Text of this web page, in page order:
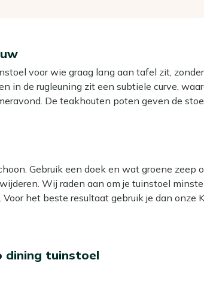
voor wie graag lang aan tafel zit,
in de rugleuning zit een subtiele curve,
De teakhouten poten geven de
kan.
voor ontbijt tot en met borrel
maken na een etentje buiten
Gebruik een doek en wat groene zeep
Wij raden aan om je tuinstoel
het beste resultaat gebruik je dan onze
beschadigen.
dining tuinstoel